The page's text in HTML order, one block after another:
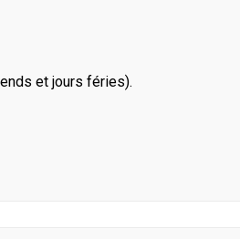
et jours féries).